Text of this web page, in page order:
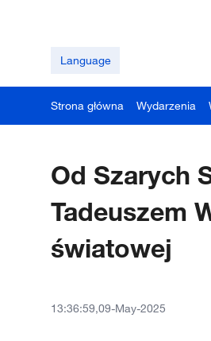
Language
Strona główna Wydarzenia
Od Szarych
Tadeuszem
światowej
13:36:59,09-May-2025